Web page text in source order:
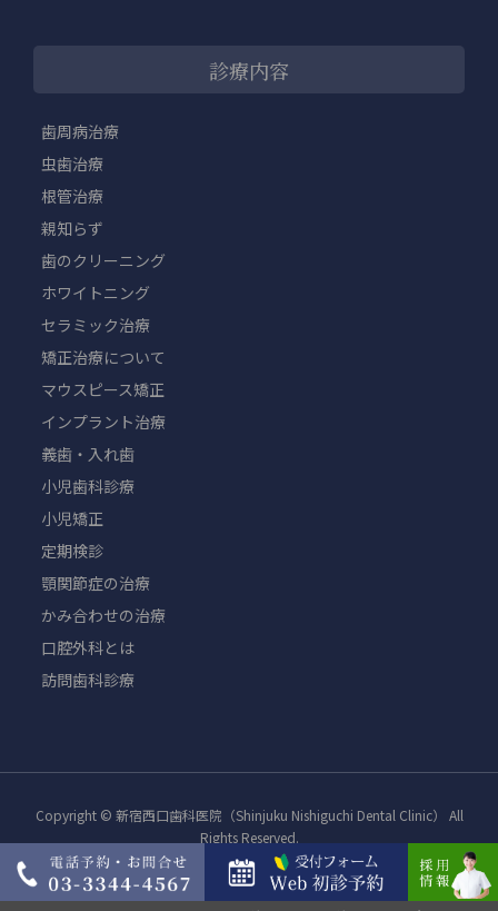
診療内容
歯周病治療
虫歯治療
根管治療
親知らず
歯のクリーニング
ホワイトニング
セラミック治療
矯正治療について
マウスピース矯正
インプラント治療
義歯・入れ歯
小児歯科診療
小児矯正
定期検診
顎関節症の治療
かみ合わせの治療
口腔外科とは
訪問歯科診療
Copyright © 新宿西口歯科医院（Shinjuku Nishiguchi Dental Clinic） All
Rights Reserved.